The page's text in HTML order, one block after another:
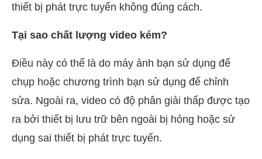
thiết bị phát trực tuyến không đúng cách.
Tại sao chất lượng video kém?
Điều này có thể là do máy ảnh bạn sử dụng để
chụp hoặc chương trình bạn sử dụng để chỉnh
sửa. Ngoài ra, video có độ phân giải thấp được tạo
ra bởi thiết bị lưu trữ bên ngoài bị hỏng hoặc sử
dụng sai thiết bị phát trực tuyến.